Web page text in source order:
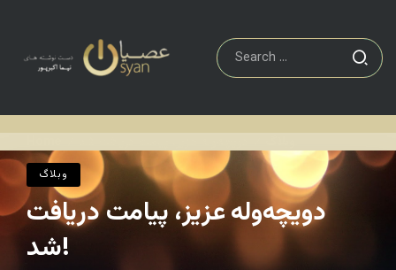
وبلاگ
دویچه‌وله عزیز، پیامت دریافت
شد!